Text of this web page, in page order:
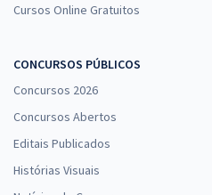
Cursos Online Gratuitos
CONCURSOS PÚBLICOS
Concursos 2026
Concursos Abertos
Editais Publicados
Histórias Visuais